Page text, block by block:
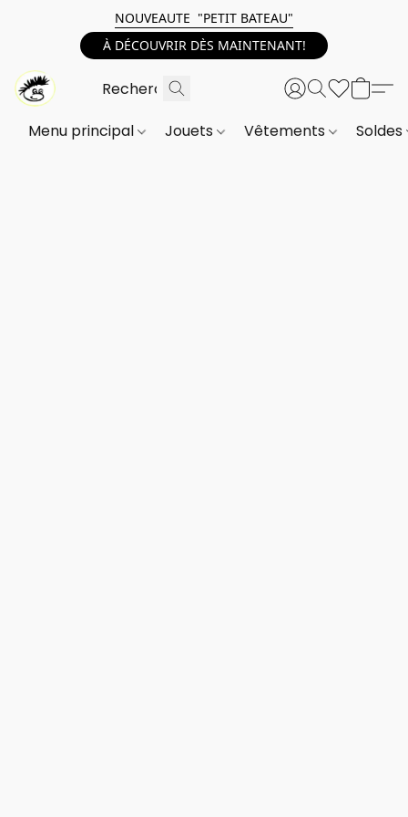
NOUVEAUTE "PETIT BATEAU"
À DÉCOUVRIR DÈS MAINTENANT!
Menu principal Jouets Vêtements Soldes